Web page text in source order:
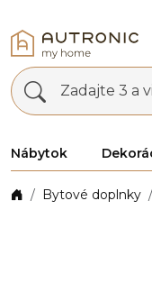
Zadajte 3 a
Nábytok
Bytové doplnky